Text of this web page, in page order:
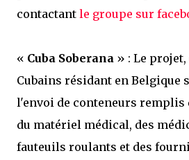
contactant le groupe sur
« Cuba Soberana » : Le
Cubains résidant en Belgique
l'envoi de conteneurs remplis
du matériel médical, des
fauteuils roulants et des